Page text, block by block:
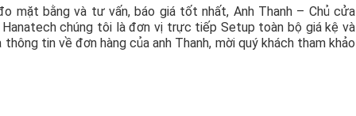
mặt bằng và tư vấn, báo giá tốt nhất, Anh Thanh – Chủ cửa
chúng tôi là đơn vị trực tiếp Setup toàn bộ giá kệ và
tin về đơn hàng của anh Thanh, mời quý khách tham khảo